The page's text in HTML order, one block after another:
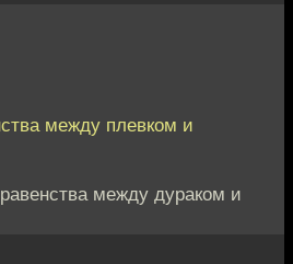
между плевком и
между дураком и